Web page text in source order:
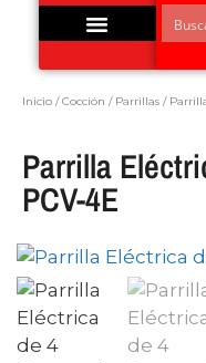
Inicio /Cocción / Parrillas /
Parrilla
PCV-4E